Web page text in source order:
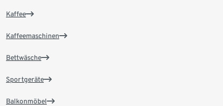
Kaffee
Kaffeemaschinen
Bettwäsche
Sportgeräte
Balkonmöbel